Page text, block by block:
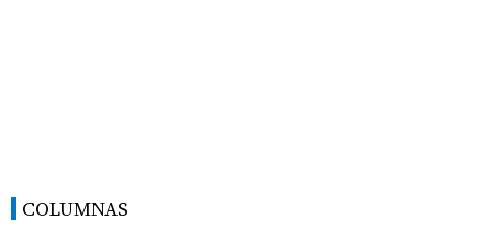
COLUMNAS